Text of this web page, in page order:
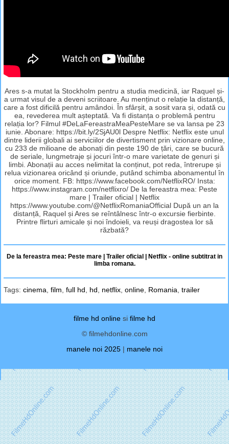
Ares s-a mutat la Stockholm pentru a studia medicină, iar Raquel și-
a urmat visul de a deveni scriitoare. Au menținut o relație la distanță,
care a fost dificilă pentru amândoi. În sfârșit, a sosit vara și, odată cu
ea, revederea mult așteptată. Va fi distanța o problemă pentru
relația lor? Filmul #DeLaFereastraMeaPesteMare se va lansa pe 23
iunie. Abonare: https://bit.ly/2SjAU0l Despre Netflix: Netflix este unul
dintre liderii globali ai serviciilor de divertisment prin vizionare online,
cu 233 de milioane de abonați din peste 190 de țări, care se bucură
de seriale, lungmetraje și jocuri într-o mare varietate de genuri și
limbi. Abonații au acces nelimitat la conținut, pot reda, întrerupe și
relua vizionarea oricând și oriunde, putând schimba abonamentul în
orice moment. FB: https://www.facebook.com/NetflixRO/ Insta:
https://www.instagram.com/netflixro/ De la fereastra mea: Peste
mare | Trailer oficial | Netflix
https://www.youtube.com/@NetflixRomaniaOfficial După un an la
distanță, Raquel și Ares se reîntâlnesc într-o excursie fierbinte.
Printre flirturi amicale și noi îndoieli, va reuși dragostea lor să
răzbată?
De la fereastra mea: Peste mare | Trailer oficial | Netflix - online subtitrat in
limba romana.
Tags: cinema film full hd hd netflix online Romania trailer
filme hd online si filme hd
© filmehdonline.com
manele noi 2025 | manele noi